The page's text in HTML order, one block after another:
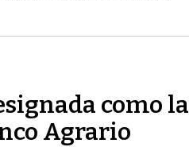
como la
Agrario